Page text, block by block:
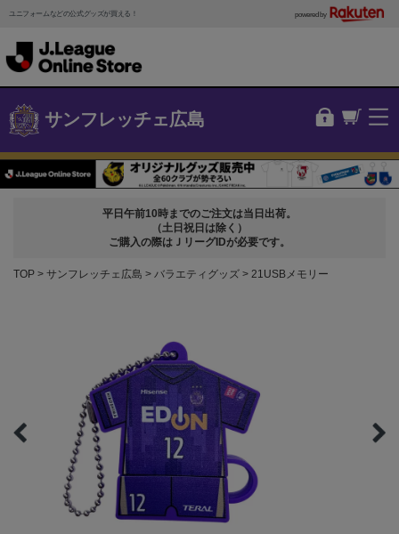
ユニフォームなどの公式グッズが買える！ powered by
サンフレッチェ広島
平日午前10時までのご注文は当日出荷。
（土日祝日は除く）
ご購入の際はＪリーグIDが必要です。
TOP サンフレッチェ広島 バラエティグッズ 21USBメモリー